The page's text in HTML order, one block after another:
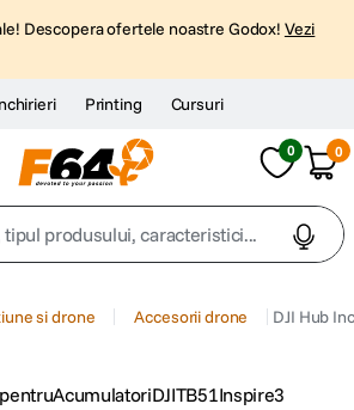
Descopera ofertele noastre Godox! Vezi
Printing Cursuri
0 0
produsului, caracteristici...
si drone Accesorii drone DJI Hub